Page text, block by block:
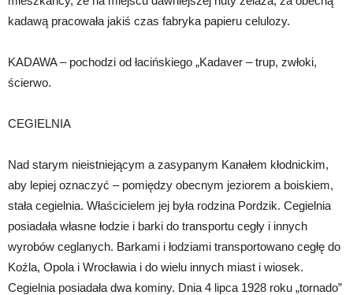
kadawą pracowała jakiś czas fabryka papieru celulozy.
KADAWA – pochodzi od łacińskiego „Kadaver – trup, zwłoki,
ścierwo.
CEGIELNIA
Nad starym nieistniejącym a zasypanym Kanałem kłodnickim,
aby lepiej oznaczyć – pomiędzy obecnym jeziorem a boiskiem,
stała cegielnia. Właścicielem jej była rodzina Pordzik. Cegielnia
posiadała własne łodzie i barki do transportu cegły i innych
wyrobów ceglanych. Barkami i łodziami transportowano cegłę do
Koźla, Opola i Wrocławia i do wielu innych miast i wiosek.
Cegielnia posiadała dwa kominy. Dnia 4 lipca 1928 roku „tornado”